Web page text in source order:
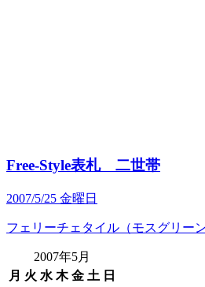
Free-Style表札 二世帯
2007/5/25 金曜日
フェリーチェタイル（モスグリー
2007年5月
月 火 水 木 金 土 日